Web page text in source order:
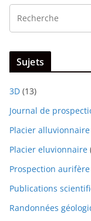
Sujets
3D (13)
Journal de
Placier alluvionnaire
Placier eluvionnaire
Prospection aurifère
Publications
Randonnées